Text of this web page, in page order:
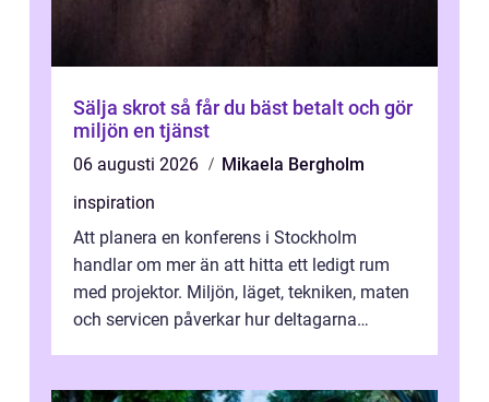
Sälja skrot så får du bäst betalt och gör
miljön en tjänst
06 augusti 2026
Mikaela Bergholm
inspiration
Att planera en konferens i Stockholm
handlar om mer än att hitta ett ledigt rum
med projektor. Miljön, läget, tekniken, maten
och servicen påverkar hur deltagarna